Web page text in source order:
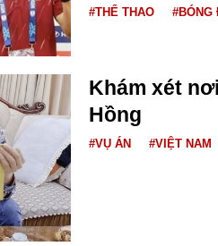
#THỂ THAO #BÓNG
Khám xét
Hồng
#VỤ ÁN #VIỆT NAM